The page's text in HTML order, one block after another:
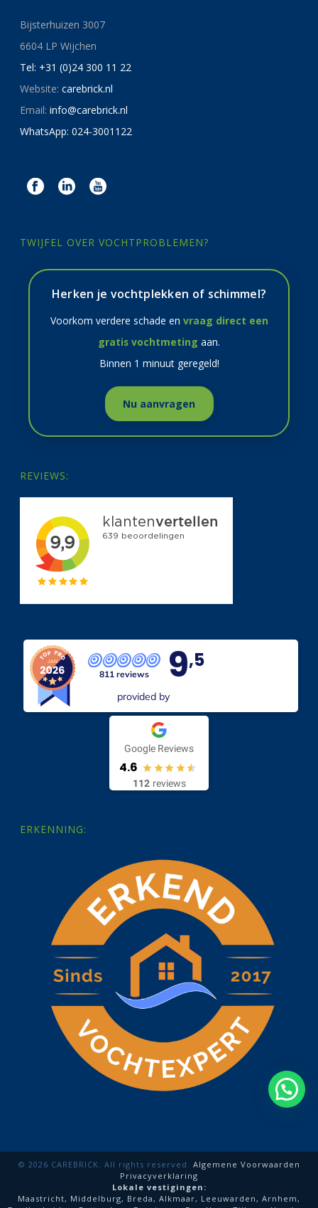
Bijsterhuizen 3007
6604 LP Wijchen
Tel: +31 (0)24 300 11 22
Website:carebrick.nl
Email:info@carebrick.nl
WhatsApp: 024-3001122
TWIJFEL OVER VOCHTPROBLEMEN?
Herken je vochtplekken of schimmel?
Voorkom verdere schade en vraag direct een
gratis vochtmeting aan.
Binnen 1 minuut geregeld!
Nu aanvragen
REVIEWS:
811 reviews 9,5
provided by
Google Reviews
4.6
112 reviews
ERKENNING:
© 2026 CAREBRICK. All rights reserved. Algemene Voorwaarden
Privacyverklaring
Lokale vestigingen:
Maastricht, Middelburg, Breda , Alkmaar, Leeuwarden , Arnhem ,